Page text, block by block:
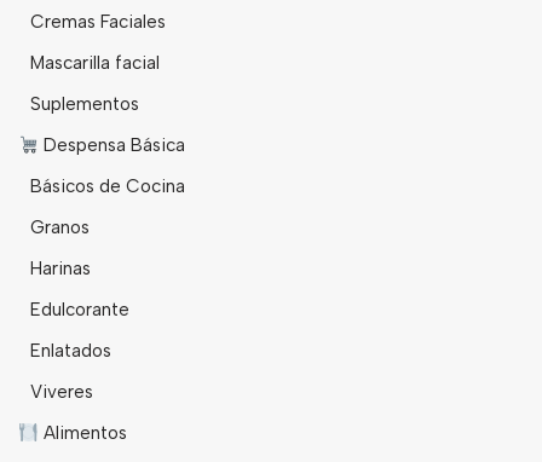
Cremas Faciales
Mascarilla facial
Suplementos
Despensa Básica
Básicos de Cocina
Granos
Harinas
Edulcorante
Enlatados
Viveres
Alimentos